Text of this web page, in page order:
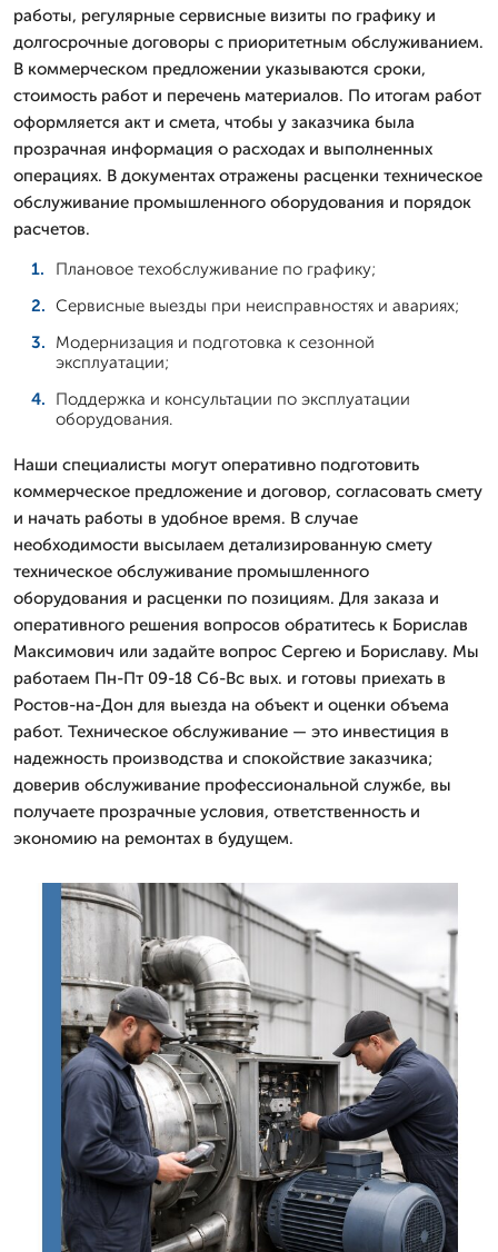
работы, регулярные сервисные визиты по графику и
долгосрочные договоры с приоритетным обслуживанием.
В коммерческом предложении указываются сроки,
стоимость работ и перечень материалов. По итогам работ
оформляется акт и смета, чтобы у заказчика была
прозрачная информация о расходах и выполненных
операциях. В документах отражены расценки техническое
обслуживание промышленного оборудования и порядок
расчетов.
Плановое техобслуживание по графику;
Сервисные выезды при неисправностях и авариях;
Модернизация и подготовка к сезонной
эксплуатации;
Поддержка и консультации по эксплуатации
оборудования.
Наши специалисты могут оперативно подготовить
коммерческое предложение и договор, согласовать смету
и начать работы в удобное время. В случае
необходимости высылаем детализированную смету
техническое обслуживание промышленного
оборудования и расценки по позициям. Для заказа и
оперативного решения вопросов обратитесь к Борислав
Максимович или задайте вопрос Сергею и Бориславу. Мы
работаем Пн-Пт 09-18 Сб-Вс вых. и готовы приехать в
Ростов-на-Дон для выезда на объект и оценки объема
работ. Техническое обслуживание — это инвестиция в
надежность производства и спокойствие заказчика;
доверив обслуживание профессиональной службе, вы
получаете прозрачные условия, ответственность и
экономию на ремонтах в будущем.